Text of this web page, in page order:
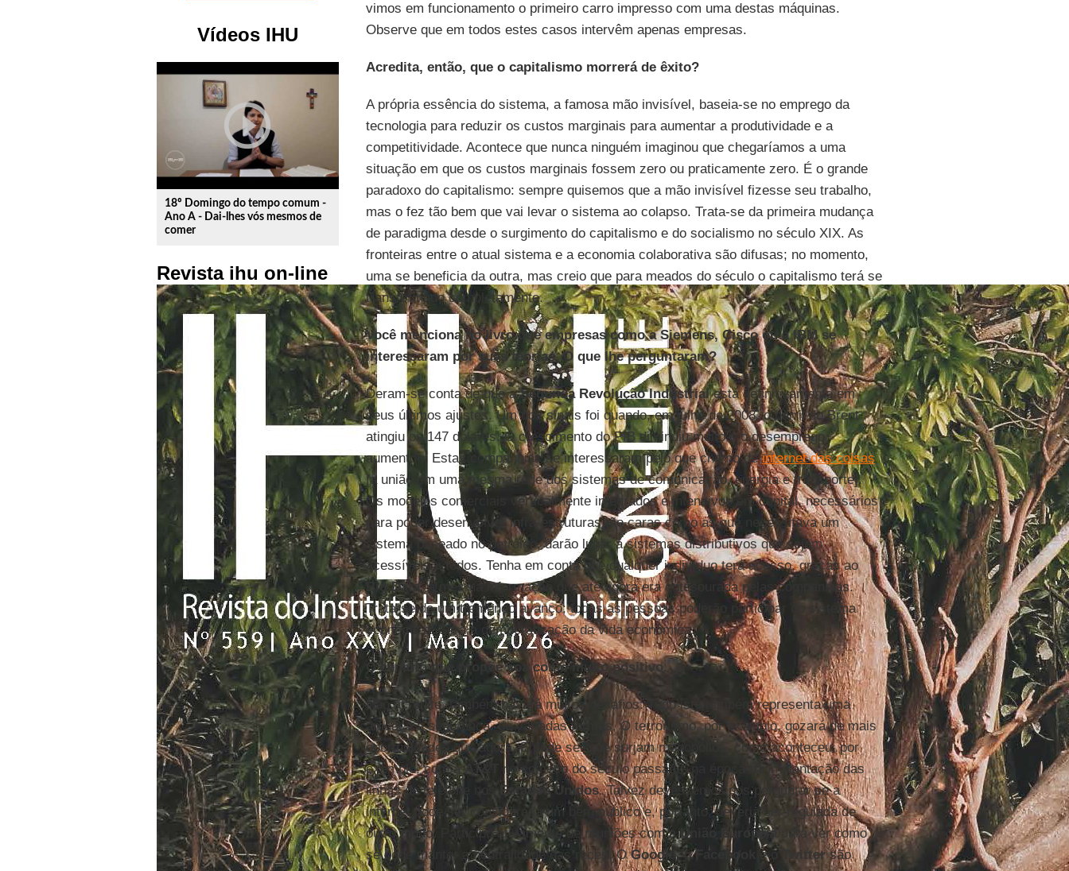
Vídeos IHU
play_circle_outline
18º Domingo do tempo comum -
Ano A - Dai-lhes vós mesmos de
comer
Revista ihu on-line
vimos em funcionamento o primeiro carro impresso com uma destas máquinas.
Observe que em todos estes casos intervêm apenas empresas.
Acredita, então, que o capitalismo morrerá de êxito?
A própria essência do sistema, a famosa mão invisível, baseia-se no emprego da
tecnologia para reduzir os custos marginais para aumentar a produtividade e a
competitividade. Acontece que nunca ninguém imaginou que chegaríamos a uma
situação em que os custos marginais fossem zero ou praticamente zero. É o grande
paradoxo do capitalismo: sempre quisemos que a mão invisível fizesse seu trabalho,
mas o fez tão bem que vai levar o sistema ao colapso. Trata-se da primeira mudança
de paradigma desde o surgimento do capitalismo e do socialismo no século XIX. As
fronteiras entre o atual sistema e a economia colaborativa são difusas; no momento,
uma se beneficia da outra, mas creio que para meados do século o capitalismo terá se
transformado completamente.
Você menciona no livro que empresas como a Siemens, Cisco ou a IBM se
interessaram por suas teorias. O que lhe perguntaram?
Deram-se conta de que aSegunda Revolução Industrialestá definitivamente em
seus últimos ajustes. Um dos sinais foi quando, em julho de 2008, o barril do Brent
atingiu os 147 dólares. O crescimento do PIB diminuiu muito e o desemprego
aumentou. Estas companhias se interessaram pelo que chamo deinternet das coisas
[a união em uma mesma rede dos sistemas de comunicação, energia e transporte].
Os modelos comerciais verticalmente integrados e intensivos em capital, necessários
para poder desenvolver infra-estruturas tão caras como as que necessitava um
sistema baseado no petróleo, darão lugar a sistemas distributivos que sejam
acessíveis a todos. Tenha em conta que qualquer indivíduo terá acesso, graças ao
Big Data, à mesma informação que até agora era entesourada pelas companhias.
Trata-se de um tremendo avanço: todas as pessoas poderão participar do sistema
econômico. Será a democratização da vida econômica.
O cenário que propõe soa como muito positivo.
Não acredite, também haverá muitos desafios. Tudo isto também representa uma
ameaça à segurança, de variadas formas. O terrorismo, por exemplo, gozará de mais
oportunidades que agora. E pode ser que surjam monopólios, como aconteceu, por
exemplo, com aAT&T
no começo do século passado, na época da implantação das
linhas de telefone nos Estados Unidos. Talvez devêssemos nos perguntar se a
internet pode ser considerada um bem público e, portanto, deveria ser regulada de
outro modo. Participo ativamente de reuniões com aUnião Europeia
para ver como
se pode manter a neutralidade das redes. OGoogle, oFacebook e o Twittersão